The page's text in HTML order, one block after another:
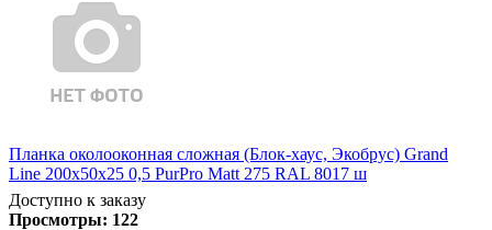
Планка околооконная сложная (Блок-хаус, Экобрус) Grand
Line 200х50х25 0,5 PurPro Matt 275 RAL 8017 ш
Доступно к заказу
Просмотры: 122